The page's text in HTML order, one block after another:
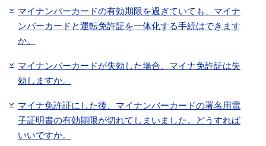
マイナンバーカードの有効期限を過ぎていても、マイナ
ンバーカードと運転免許証を一体化する手続はできます
か。
マイナンバーカードが失効した場合、マイナ免許証は失
効しますか。
マイナ免許証にした後、マイナンバーカードの署名用電
子証明書の有効期限が切れてしまいました。どうすれば
いいですか。